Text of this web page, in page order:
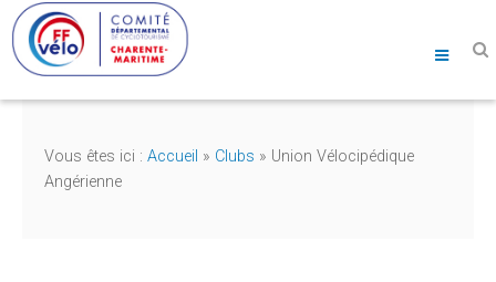
Vous êtes ici : Accueil » Clubs » Union Vélocipédique
Angérienne